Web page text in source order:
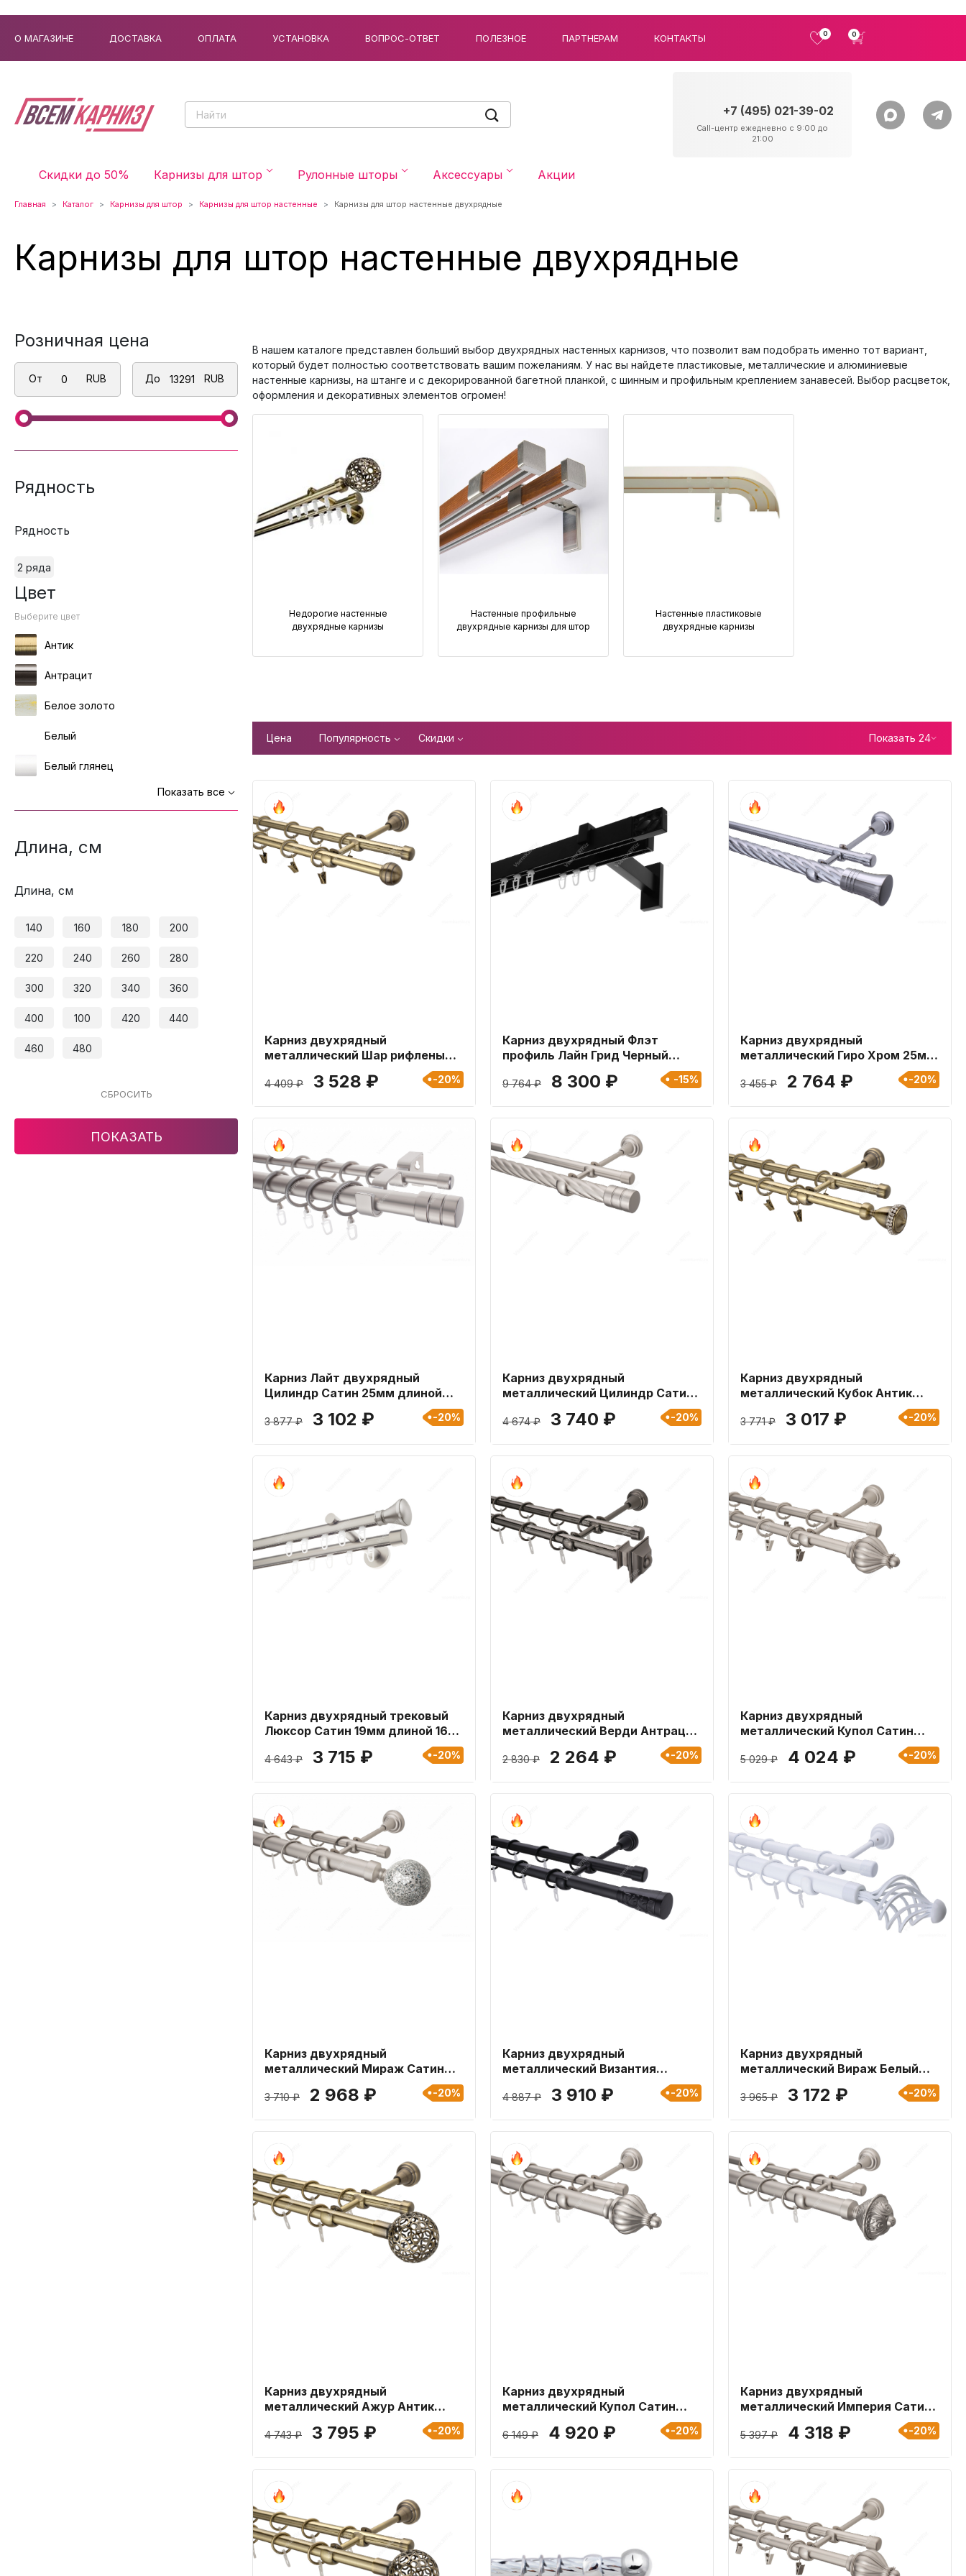
О МАГАЗИНЕ ДОСТАВКА ОПЛАТА УСТАНОВКА ВОПРОС-ОТВЕТ ПОЛЕЗНОЕ ПАРТНЕРАМ КОНТАКТЫ 0 0
+7 (495) 021-39-02
Call-центр ежедневно с 9:00 до
21:00
Скидки до 50% Карнизы для штор Рулонные шторы Аксессуары Акции
Главная Каталог Карнизы для штор Карнизы для штор настенные Карнизы для штор настенные двухрядные
Карнизы для штор настенные двухрядные
Розничная цена
От RUB До RUB
Рядность
Рядность
2 ряда
Цвет
Выберите цвет
Антик
Антрацит
Белое золото
Белый
Белый глянец
Показать все
Длина, см
Длина, см
140 160 180 200
220 240 260 280
300 320 340 360
400 100 420 440
460 480
В нашем каталоге представлен больший выбор двухрядных настенных карнизов, что позволит вам подобрать именно тот вариант,
который будет полностью соответствовать вашим пожеланиям. У нас вы найдете пластиковые, металлические и алюминиевые
настенные карнизы, на штанге и с декорированной багетной планкой, с шинным и профильным креплением занавесей. Выбор расцветок,
оформления и декоративных элементов огромен!
Недорогие настенные
двухрядные карнизы
Настенные профильные
двухрядные карнизы для штор
Настенные пластиковые
двухрядные карнизы
Цена Популярность Скидки
Карниз двухрядный
металлический Шар рифленый
4 409 ₽ 3 528 ₽ -20%
Карниз двухрядный Флэт
профиль Лайн Грид Черный
матовый 13x31мм длиной 320 см
9 764 ₽ 8 300 ₽ -15%
Карниз двухрядный
металлический Гиро Хром 25мм
3 455 ₽ 2 764 ₽ -20%
Карниз Лайт двухрядный
Цилиндр Сатин 25мм длиной
3 877 ₽ 3 102 ₽ -20%
Карниз двухрядный
металлический Цилиндр Сатин
4 674 ₽ 3 740 ₽ -20%
Карниз двухрядный
металлический Кубок Антик
3 771 ₽ 3 017 ₽ -20%
Карниз двухрядный трековый
Люксор Сатин 19мм длиной 160
4 643 ₽ 3 715 ₽ -20%
Карниз двухрядный
металлический Верди Антрацит
2 830 ₽ 2 264 ₽ -20%
Карниз двухрядный
металлический Купол Сатин
5 029 ₽ 4 024 ₽ -20%
Карниз двухрядный
металлический Мираж Сатин
3 710 ₽ 2 968 ₽ -20%
Карниз двухрядный
металлический Византия
Черный матовый 19мм длиной
300 см
4 887 ₽ 3 910 ₽ -20%
Карниз двухрядный
металлический Вираж Белый
глянец 25мм длиной 160 см
3 965 ₽ 3 172 ₽ -20%
Карниз двухрядный
металлический Ажур Антик
4 743 ₽ 3 795 ₽ -20%
Карниз двухрядный
металлический Купол Сатин
6 149 ₽ 4 920 ₽ -20%
Карниз двухрядный
металлический Империя Сатин
5 397 ₽ 4 318 ₽ -20%